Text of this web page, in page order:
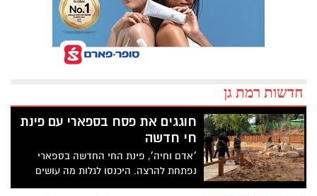
חדשות רמת גן
חוגגים את פסח בספארי עם פינת
חי חדשה
׳אדם וחיה׳, פינת החי החדשה בספארי
נפתחת להרצה. היכנסו לגלות מה עושים
בספארי בחול המועד פסח